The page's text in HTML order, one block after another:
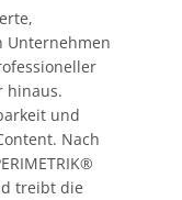
Unternehmen
hinaus.
und
Nach
treibt die